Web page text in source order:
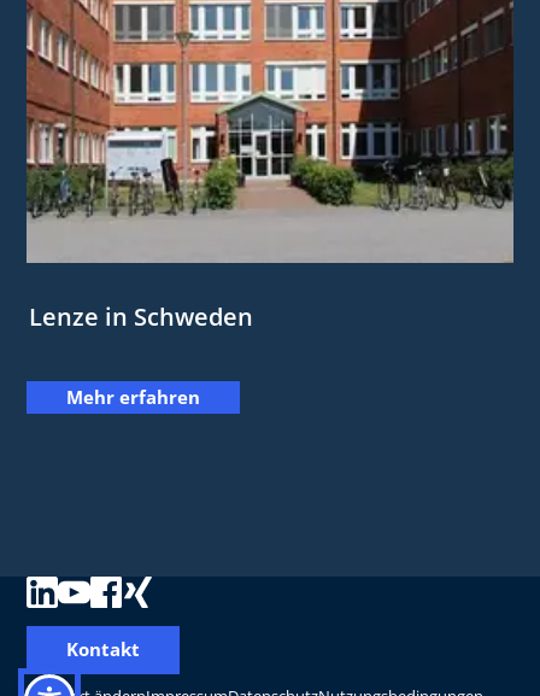
Lenze in Schweden
Mehr erfahren
Kontakt